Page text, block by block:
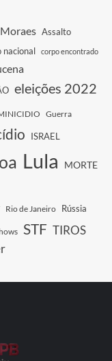
Assalto
corpo encontrado
eleições 2022
Guerra
ISRAEL
Lula MORTE
Rio de Janeiro Rússia
STF TIROS